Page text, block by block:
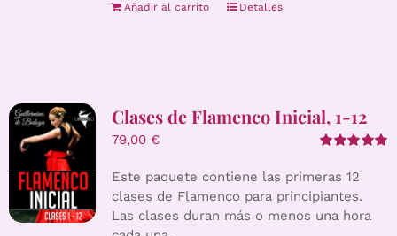
Añadir al carrito Detalles
Clases de Flamenco Inicial, 1-12
con5.00
79,00 €
Este paquete contiene las primeras 12
clases de Flamenco para principiantes.
Las clases duran más o menos una hora